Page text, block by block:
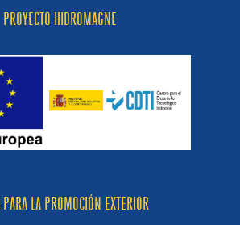
PROYECTO HIDROMAGNE
LA PROMOCIÓN EXTERIOR